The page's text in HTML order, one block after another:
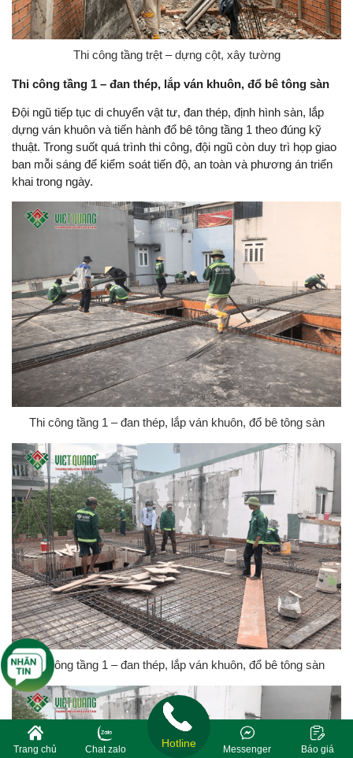
Thi công tầng trệt – dựng cột, xây tường
Thi công tầng 1 – đan thép, lắp ván khuôn, đổ bê tông sàn
Đội ngũ tiếp tục di chuyển vật tư, đan thép, định hình sàn, lắp
dựng ván khuôn và tiến hành đổ bê tông tầng 1 theo đúng kỹ
thuật. Trong suốt quá trình thi công, đội ngũ còn duy trì họp giao
ban mỗi sáng để kiểm soát tiến độ, an toàn và phương án triển
khai trong ngày.
Thi công tầng 1 – đan thép, lắp ván khuôn, đổ bê tông sàn
Thi công tầng 1 – đan thép, lắp ván khuôn, đổ bê tông sàn
Trang chủ Chat zalo Báo giá
Messenger
Hotline